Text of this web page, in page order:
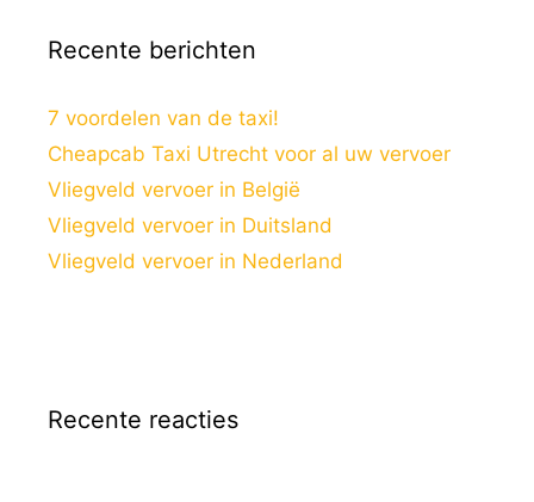
Recente berichten
7 voordelen van de taxi!
Cheapcab Taxi Utrecht voor al uw vervoer
Vliegveld vervoer in België
Vliegveld vervoer in Duitsland
Vliegveld vervoer in Nederland
Recente reacties